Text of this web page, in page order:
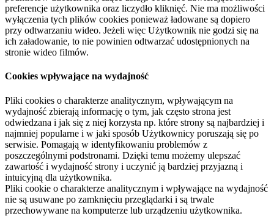
preferencje użytkownika oraz liczydło kliknięć. Nie ma możliwości
wyłączenia tych plików cookies ponieważ ładowane są dopiero
przy odtwarzaniu wideo. Jeżeli więc Użytkownik nie godzi się na
ich załadowanie, to nie powinien odtwarzać udostępnionych na
stronie wideo filmów.
Cookies wpływające na wydajność
Pliki cookies o charakterze analitycznym, wpływającym na
wydajność zbierają informację o tym, jak często strona jest
odwiedzana i jak się z niej korzysta np. które strony są najbardziej i
najmniej popularne i w jaki sposób Użytkownicy poruszają się po
serwisie. Pomagają w identyfikowaniu problemów z
poszczególnymi podstronami. Dzięki temu możemy ulepszać
zawartość i wydajność strony i uczynić ją bardziej przyjazną i
intuicyjną dla użytkownika.
Pliki cookie o charakterze analitycznym i wpływające na wydajność
nie są usuwane po zamknięciu przeglądarki i są trwale
przechowywane na komputerze lub urządzeniu użytkownika.